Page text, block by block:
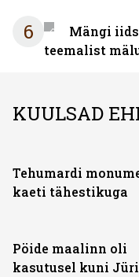
6
Mängi
teemalist
KUULSAD
Tehumardi
kaeti tähestikuga
Pöide maalinn oli
kasutusel kuni